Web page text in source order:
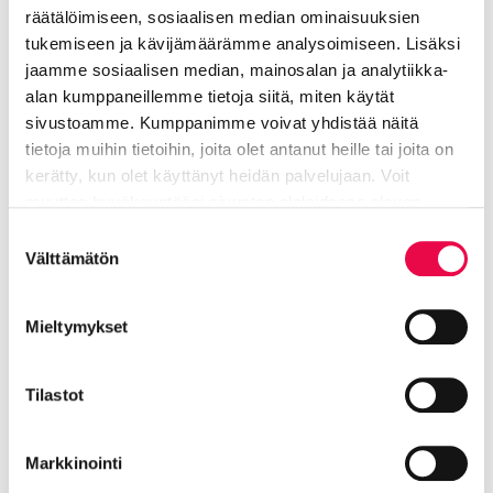
räätälöimiseen, sosiaalisen median ominaisuuksien
tukemiseen ja kävijämäärämme analysoimiseen. Lisäksi
jaamme sosiaalisen median, mainosalan ja analytiikka-
alan kumppaneillemme tietoja siitä, miten käytät
sivustoamme. Kumppanimme voivat yhdistää näitä
tietoja muihin tietoihin, joita olet antanut heille tai joita on
kerätty, kun olet käyttänyt heidän palvelujaan. Voit
valinta
Välttämätön
Mieltymykset
Tilastot
Markkinointi
Saarinen Ari
Valmius- ja turvallisuuspäällikkö
Tekninen toimiala
040 167 6248
turvallisuussuunnittelu